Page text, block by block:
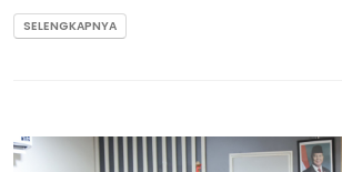
SELENGKAPNYA